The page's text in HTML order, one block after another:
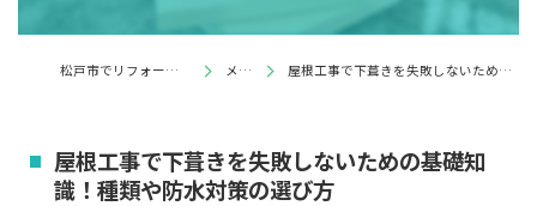
松戸市でリフォームするなら壱建株式会社 メディア 屋根工事で下葺きを失敗しないための基礎知識！種類や防水対策の選び方
屋根工事で下葺きを失敗しないための基礎知
識！種類や防水対策の選び方